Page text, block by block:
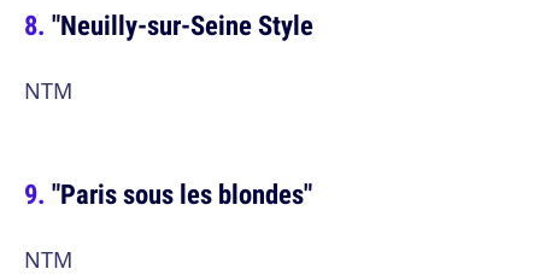
"Neuilly-sur-Seine Style
NTM
"Paris sous les blondes"
NTM